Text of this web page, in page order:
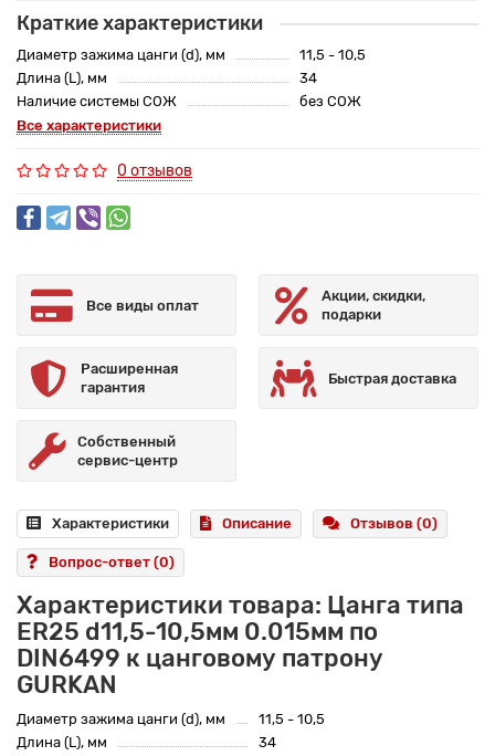
Краткие характеристики
Диаметр зажима цанги (d), мм
11,5 - 10,5
Длина (L), мм
34
Наличие системы СОЖ
без СОЖ
Все характеристики
0 отзывов
Все виды оплат
Акции, скидки,
подарки
Расширенная
гарантия
Быстрая доставка
Собственный
сервис-центр
Характеристики Описание Отзывов (0)
Вопрос-ответ (0)
Характеристики товара: Цанга типа
ER25 d11,5-10,5мм 0.015мм по
DIN6499 к цанговому патрону
GURKAN
Диаметр зажима цанги (d), мм
11,5 - 10,5
Длина (L), мм
34